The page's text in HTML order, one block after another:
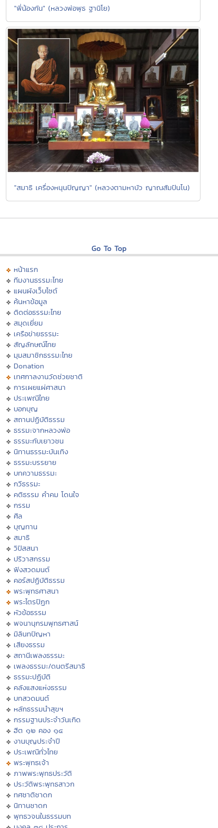
"พี่น้องกัน" (หลวงพ่อพุธ ฐานิโย)
"สมาธิ เครื่องหนุนปัญญา" (หลวงตามหาบัว ญาณสัมปันโน)
Go To Top
หน้าแรก
ทีมงานธรรมะไทย
แผนผังเว็บไซต์
ค้นหาข้อมูล
ติดต่อธรรมะไทย
สมุดเยี่ยม
เครือข่ายธรรมะ
สัญลักษณ์ไทย
มุมสมาชิกธรรมะไทย
Donation
เทศกาลงานวัดช่วยชาติ
การเผยแผ่ศาสนา
ประเพณีไทย
บอกบุญ
สถานปฏิบัติธรรม
ธรรมะจากหลวงพ่อ
ธรรมะกับเยาวชน
นิทานธรรมะบันเทิง
ธรรมะบรรยาย
บทความธรรมะ
กวีธรรมะ
คติธรรม คำคม โดนใจ
กรรม
ศีล
บุญทาน
สมาธิ
วิปัสสนา
ปริวาสกรรม
ฟังสวดมนต์
คอร์สปฏิบัติธรรม
พระพุทธศาสนา
พระไตรปิฏก
หัวข้อธรรม
พจนานุกรมพุทธศาสน์
มิลินทปัญหา
เสียงธรรม
สถานีเพลงธรรมะ
เพลงธรรมะ/ดนตรีสมาธิ
ธรรมะปฏิบัติ
คลังแสงแห่งธรรม
บทสวดมนต์
หลักธรรมนำสุขฯ
กรรมฐานประจำวันเกิด
ฮีต ๑๒ คอง ๑๔
งานบุญประจำปี
ประเพณีทั่วไทย
พระพุทธเจ้า
ภาพพระพุทธประวัติ
ประวัติพระพุทธสาวก
ทศชาติชาดก
นิทานชาดก
พุทธวจนในธรรมบท